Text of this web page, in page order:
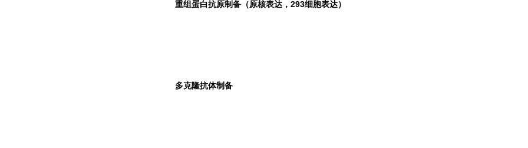
重组蛋白抗原制备（原核表达，293细胞表达）
多克隆抗体制备